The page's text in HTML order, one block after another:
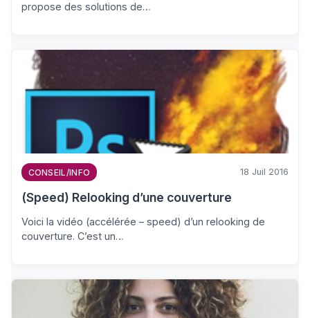
propose des solutions de…
CONSEIL/INFO 18 Juil 2016
(Speed) Relooking d’une couverture
Voici la vidéo (accélérée – speed) d’un relooking de
couverture. C’est un…